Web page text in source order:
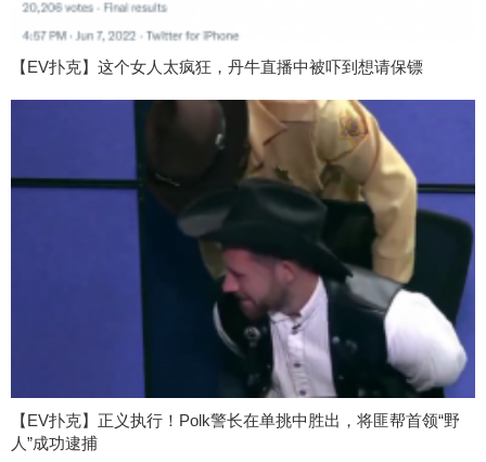
【EV扑克】这个女人太疯狂，丹牛直播中被吓到想请保镖
【EV扑克】正义执行！Polk警长在单挑中胜出，将匪帮首领“野
人”成功逮捕